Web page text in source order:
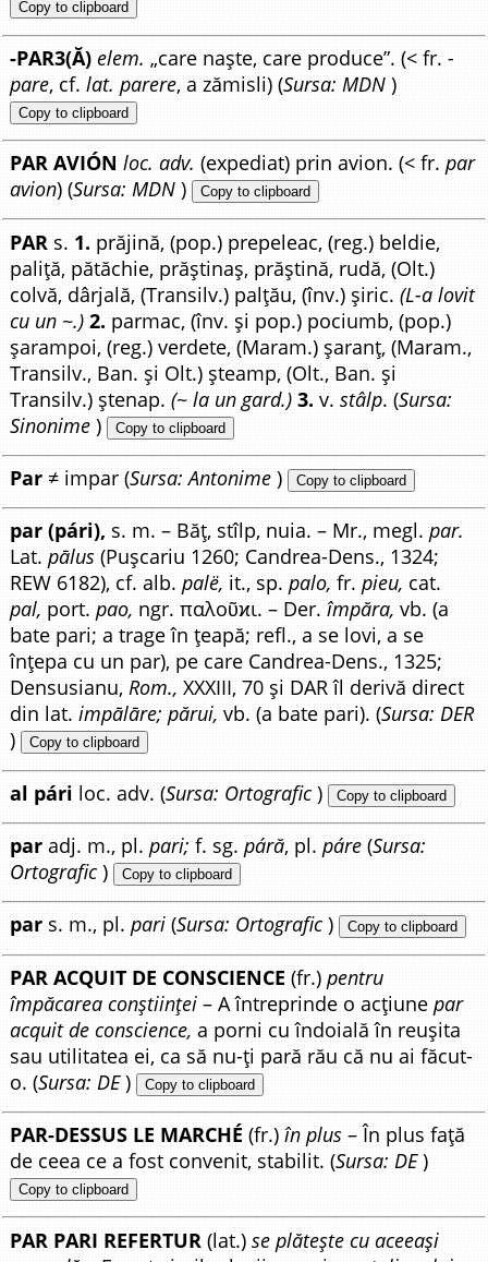
Copy to clipboard
-PAR3(Ă) elem. „care naște, care produce”. (< fr.-
pare, cf.lat. parere, a zămisli) (Sursa: MDN )
Copy to clipboard
PAR AVIÓN loc. adv. (expediat) prin avion. (< fr.par
avion) (Sursa: MDN ) Copy to clipboard
PAR s. 1. prăjină, (pop.) prepeleac, (reg.) beldie,
paliță, pătăchie, prăștinaș, prăștină, rudă, (Olt.)
colvă, dârjală, (Transilv.) palțău, (înv.) șiric.(L-a lovit
cu un ~.) 2. parmac, (înv. și pop.) pociumb, (pop.)
șarampoi, (reg.) verdete, (Maram.) șaranț, (Maram.,
Transilv., Ban. și Olt.) șteamp, (Olt., Ban. și
Transilv.) ștenap.(~ la un gard.) 3. v.stâlp. (Sursa:
Sinonime ) Copy to clipboard
Par ≠ impar (Sursa: Antonime ) Copy to clipboard
par (pári), s. m. – Băț, stîlp, nuia. – Mr., megl.par.
Lat.pālus (Pușcariu 1260; Candrea-Dens., 1324;
REW 6182), cf. alb.palë, it., sp.palo, fr.pieu, cat.
pal, port.pao, ngr. παλοῦϰι. – Der.împăra, vb. (a
bate pari; a trage în țeapă; refl., a se lovi, a se
înțepa cu un par), pe care Candrea-Dens., 1325;
Densusianu,Rom., XXXIII, 70 și DAR îl derivă direct
din lat.impālāre; părui, vb. (a bate pari). (Sursa: DER
) Copy to clipboard
al pári loc. adv. (Sursa: Ortografic ) Copy to clipboard
par adj. m., pl.pari; f. sg.páră, pl.páre (Sursa:
Ortografic ) Copy to clipboard
par s. m., pl.pari (Sursa: Ortografic ) Copy to clipboard
PAR ACQUIT DE CONSCIENCE (fr.)pentru
împăcarea conștiinței – A întreprinde o acțiunepar
acquit de conscience, a porni cu îndoială în reușita
sau utilitatea ei, ca să nu-ți pară rău că nu ai făcut-
o. (Sursa: DE) Copy to clipboard
PAR-DESSUS LE MARCHÉ (fr.)în plus – În plus față
de ceea ce a fost convenit, stabilit. (Sursa: DE)
Copy to clipboard
PAR PARI REFERTUR (lat.)se plătește cu aceeași